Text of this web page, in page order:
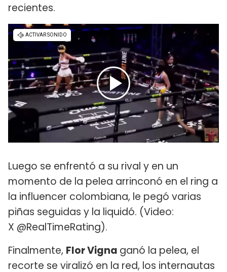
recientes.
Luego se enfrentó a su rival y en un
momento de la pelea arrinconó en el ring a
la influencer colombiana, le pegó varias
piñas seguidas y la liquidó. (Video:
X @RealTimeRating).
Finalmente, Flor Vigna ganó la pelea, el
recorte se viralizó en la red, los internautas